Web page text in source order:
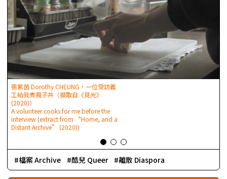
張紫茵 Dorothy CHEUNG，一位受訪義
工給我煮親子丼（擷取自《見光》
(2020)）
A volunteer cooks for me before the
interview (extract from “Home, and a
Distant Archive” (2020))
檔案 Archive 酷兒 Queer 離散 Diaspora